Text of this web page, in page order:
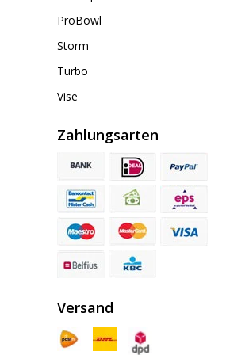
ProBowl
Storm
Turbo
Vise
Zahlungsarten
Versand